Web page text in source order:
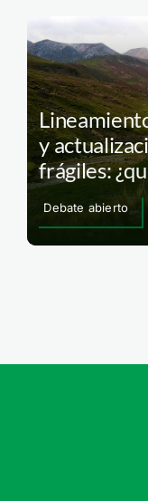
y
frágiles:
Debate abierto